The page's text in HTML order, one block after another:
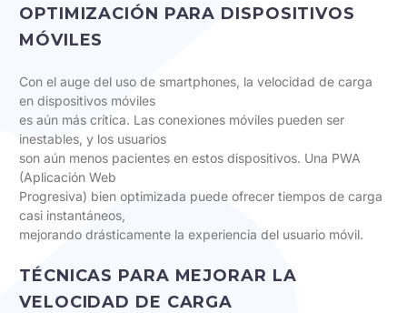
OPTIMIZACIÓN PARA DISPOSITIVOS
MÓVILES
Con el auge del uso de smartphones, la velocidad de carga
en dispositivos móviles
es aún más crítica. Las conexiones móviles pueden ser
inestables, y los usuarios
son aún menos pacientes en estos dispositivos. Una PWA
(Aplicación Web
Progresiva) bien optimizada puede ofrecer tiempos de carga
casi instantáneos,
mejorando drásticamente la experiencia del usuario móvil.
TÉCNICAS PARA MEJORAR LA
VELOCIDAD DE CARGA